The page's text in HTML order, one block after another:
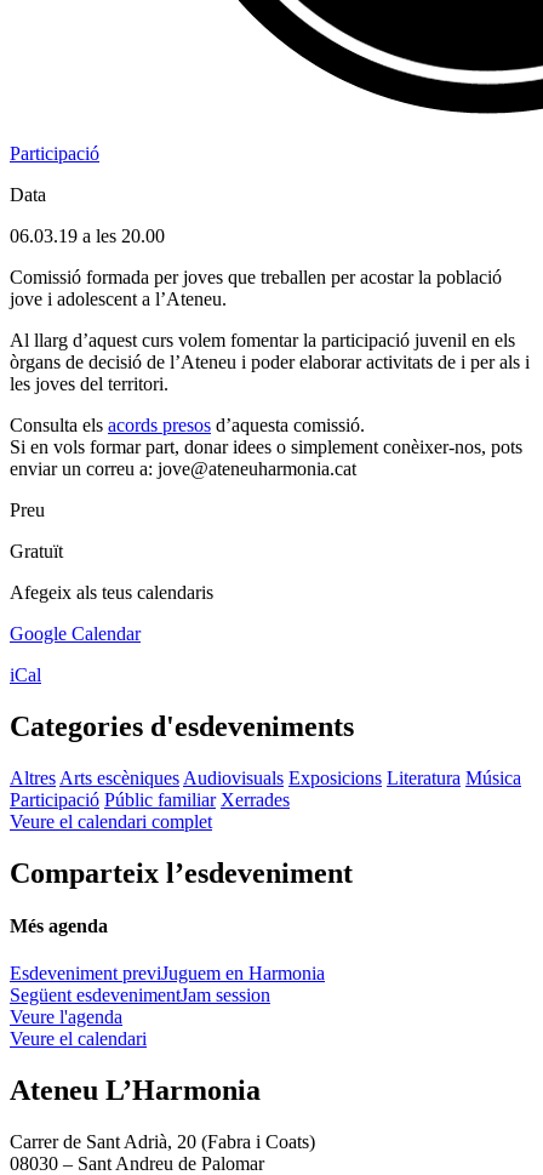
Participació
Data
06.03.19 a les 20.00
Comissió formada per joves que treballen per acostar la població
jove i adolescent a l’Ateneu.
Al llarg d’aquest curs volem fomentar la participació juvenil en els
òrgans de decisió de l’Ateneu i poder elaborar activitats de i per als i
les joves del territori.
Consulta els acords presos d’aquesta comissió.
Si en vols formar part, donar idees o simplement conèixer-nos, pots
enviar un correu a: jove@ateneuharmonia.cat
Preu
Gratuït
Afegeix als teus calendaris
Google Calendar
iCal
Categories d'esdeveniments
Altres Arts escèniques Audiovisuals Exposicions Literatura Música
Participació Públic familiar Xerrades
Veure el calendari complet
Comparteix l’esdeveniment
Més agenda
Esdeveniment previJuguem en Harmonia
Següent esdevenimentJam session
Veure l'agenda
Veure el calendari
Ateneu L’Harmonia
Carrer de Sant Adrià, 20 (Fabra i Coats)
08030 – Sant Andreu de Palomar